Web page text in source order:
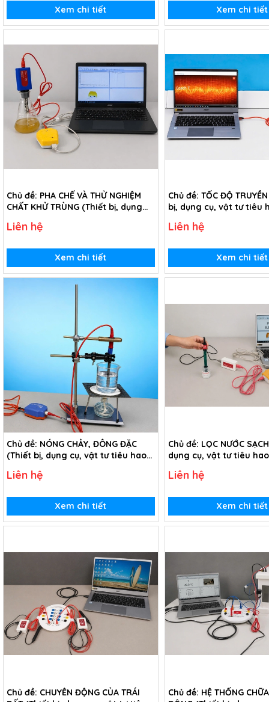
Xem chi tiết Xem chi tiết
Chủ đề: PHA CHẾ VÀ THỬ NGHIỆM
CHẤT KHỬ TRÙNG (Thiết bị, dụng
và thử nghiệm chất khử trùng -
Liên hệ
Xem chi tiết
Chủ đề: TỐC ĐỘ
bị, dụng cụ, vật tư tiêu
Liên hệ
Xem chi tiết
Chủ đề: NÓNG CHẢY, ĐÔNG ĐẶC
(Thiết bị, dụng cụ, vật tư tiêu hao
10)
Liên hệ
Xem chi tiết
Chủ đề: LỌC NƯỚC
dụng cụ, vật tư tiêu
Liên hệ
Xem chi tiết
Chủ đề: CHUYỂN ĐỘNG CỦA TRÁI
Chủ đề: HỆ THỐNG